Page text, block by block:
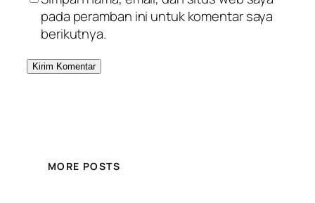
pada peramban ini untuk komentar saya
berikutnya.
MORE POSTS